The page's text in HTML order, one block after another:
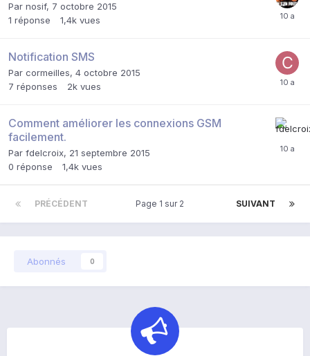
Par nosif, 7 octobre 2015
1 réponse 1,4k vues
Notification SMS
Par cormeilles, 4 octobre 2015
7 réponses 2k vues
Comment améliorer les connexions GSM
facilement.
Par fdelcroix, 21 septembre 2015
0 réponse 1,4k vues
PRÉCÉDENT SUIVANT
Page 1 sur 2
Abonnés 0